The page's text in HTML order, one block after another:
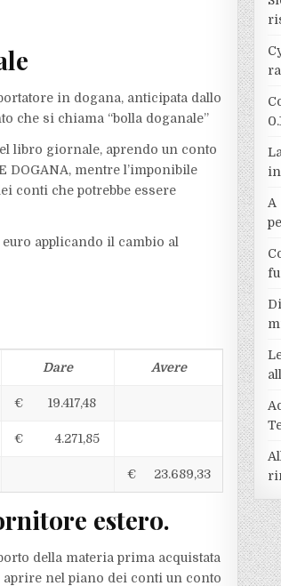
in dogana, anticipata dallo
che si chiama “bolla doganale”
libro giornale, aprendo un conto
DOGANA, mentre l’imponibile
conti che potrebbe essere
applicando il cambio al
Dare Avere
€ 19.417,48
€ 4.271,85
€ 23.689,33
estero.
della materia prima acquistata
aprire nel piano dei conti un conto
A